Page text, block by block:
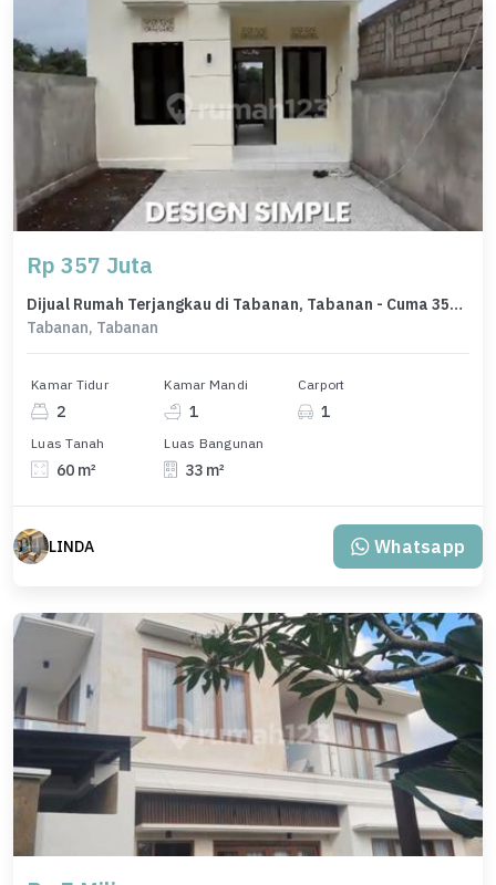
Rp 357 Juta
Dijual Rumah Terjangkau di Tabanan, Tabanan - Cuma 357 Juta
Tabanan, Tabanan
Kamar Tidur
2
Kamar Mandi
1
Carport
1
Luas Tanah
60 m²
Luas Bangunan
33 m²
LINDA Whatsapp